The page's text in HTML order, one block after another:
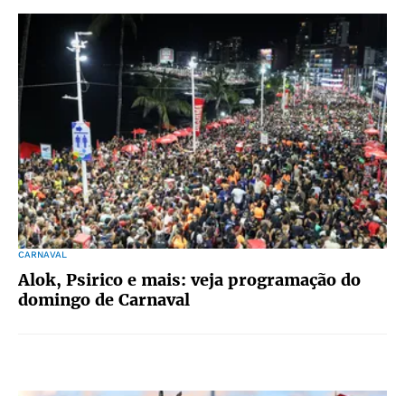
CARNAVAL
Alok, Psirico e mais: veja programação do
domingo de Carnaval